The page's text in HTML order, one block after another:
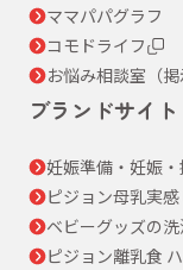
ママパパグラフ
コモドライフ
お悩み相談室（掲
ブランドサイト
妊娠準備・妊娠
ピジョン母乳実
ベビーグッズの
ピジョン離乳食